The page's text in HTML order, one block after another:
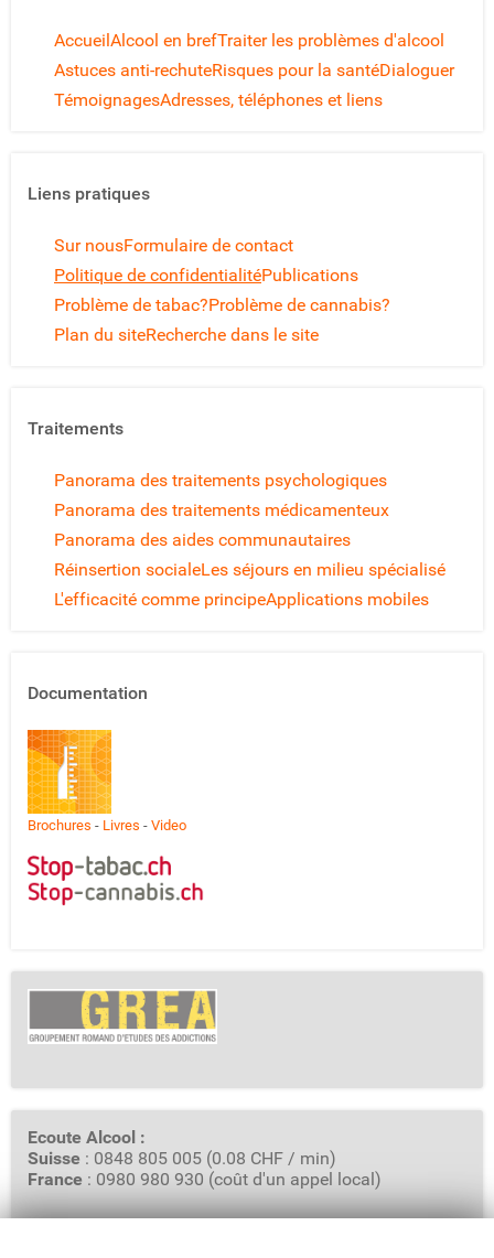
AccueilAlcool en brefTraiter les problèmes d'alcool
Astuces anti-rechuteRisques pour la santéDialoguer
TémoignagesAdresses, téléphones et liens
Liens pratiques
Sur nousFormulaire de contact
Politique de confidentialitéPublications
Problème de tabac?Problème de cannabis?
Plan du siteRecherche dans le site
Traitements
Panorama des traitements psychologiques
Panorama des traitements médicamenteux
Panorama des aides communautaires
Réinsertion socialeLes séjours en milieu spécialisé
L'efficacité comme principeApplications mobiles
Documentation
Brochures - Livres - Video
Ecoute Alcool :
Suisse : 0848 805 005 (0.08 CHF / min)
France : 0980 980 930 (coût d'un appel local)